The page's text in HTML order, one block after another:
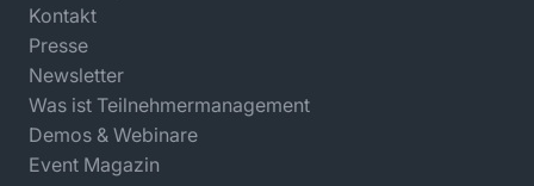
Kontakt
Presse
Newsletter
Was ist Teilnehmermanagement
Demos & Webinare
Event Magazin